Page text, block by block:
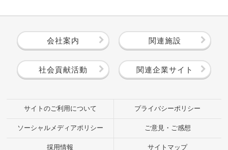
会社案内 関連施設
社会貢献活動 関連企業サイト
サイトのご利用について プライバシーポリシー
ソーシャルメディアポリシー ご意見・ご感想
採用情報 サイトマップ